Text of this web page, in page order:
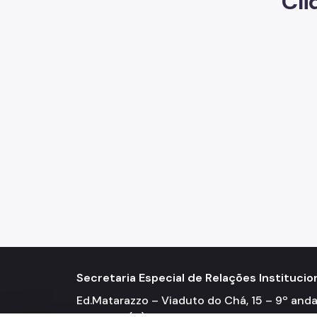
Secretaria Especial de Relações
Ed.Matarazzo – Viaduto do Chá, 15 – 9º